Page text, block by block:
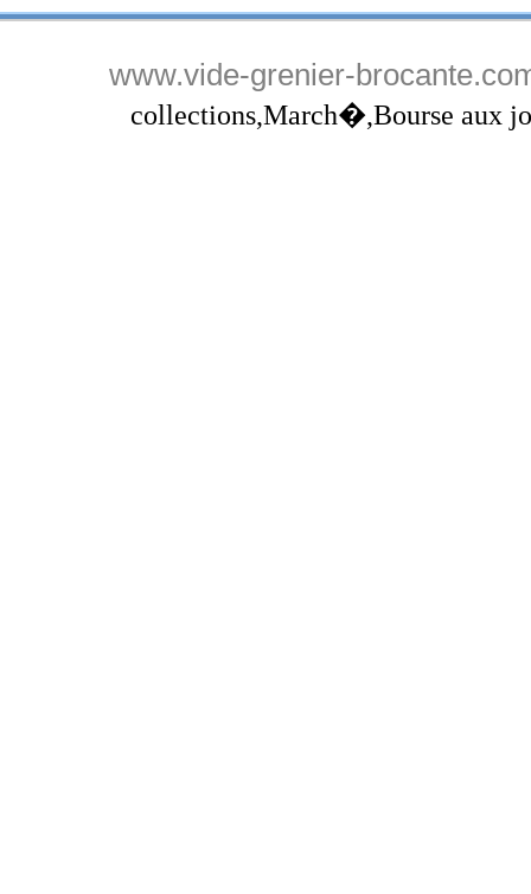
www.vide-grenier-
collections,March�,Bourse aux